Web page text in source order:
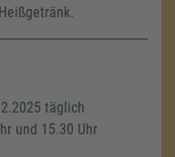
täglich
und 15.30 Uhr